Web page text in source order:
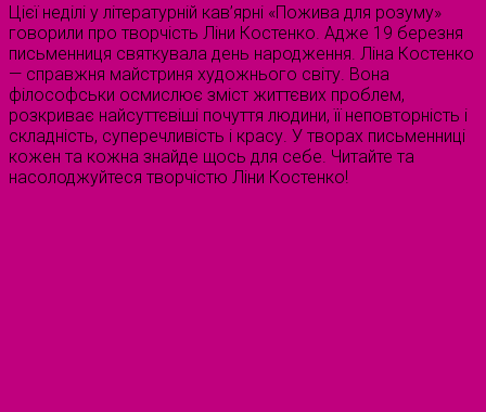
Цієї неділі у літературній кав’ярні «Пожива для розуму»
говорили про творчість Ліни Костенко. Адже 19 березня
письменниця святкувала день народження. Ліна Костенко
— справжня майстриня художнього світу. Вона
філософськи осмислює зміст життєвих проблем,
розкриває найсуттєвіші почуття людини, її неповторність і
складність, суперечливість і красу. У творах письменниці
кожен та кожна знайде щось для себе. Читайте та
насолоджуйтеся творчістю Ліни Костенко!